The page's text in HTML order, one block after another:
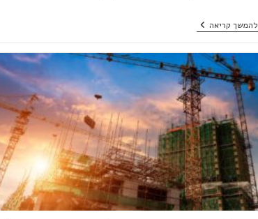
להמשך קריאה שאלות
בנושא
הרכישה?
הנה
התשובות
|
חברת
באמונה